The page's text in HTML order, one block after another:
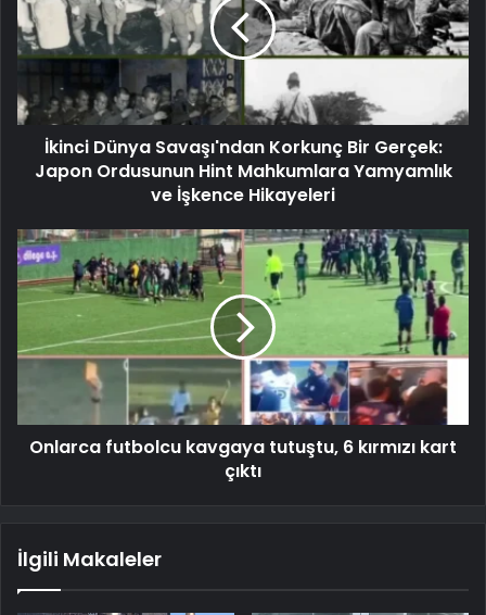
İkinci Dünya Savaşı'ndan Korkunç Bir Gerçek:
Japon Ordusunun Hint Mahkumlara Yamyamlık
ve İşkence Hikayeleri
Onlarca futbolcu kavgaya tutuştu, 6 kırmızı kart
çıktı
İlgili Makaleler